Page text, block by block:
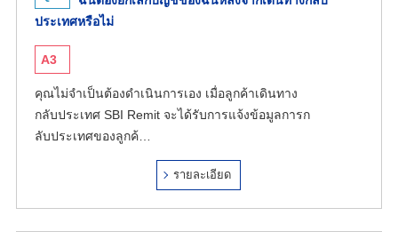
ประเทศหรือไม่
A3
คุณไม่จำเป็นต้องดำเนินการเอง เมื่อลูกค้าเดินทาง
กลับประเทศ SBI Remit จะได้รับการแจ้งข้อมูลการก
ลับประเทศของลูกค้…
รายละเอียด